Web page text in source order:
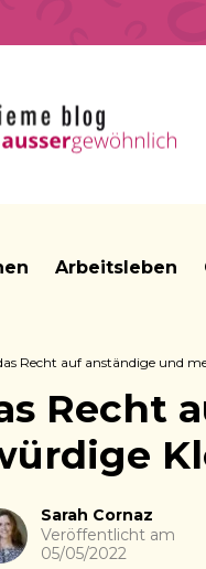
ausser gewöhnlich
Arbeitsleben
Recht auf anständige und
Recht
Autor
Sarah Cornaz
Veröffentlicht am
05/05/2022